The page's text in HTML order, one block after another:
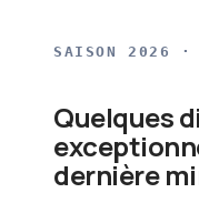
SAISON 2026 ·
Quelques
dernière